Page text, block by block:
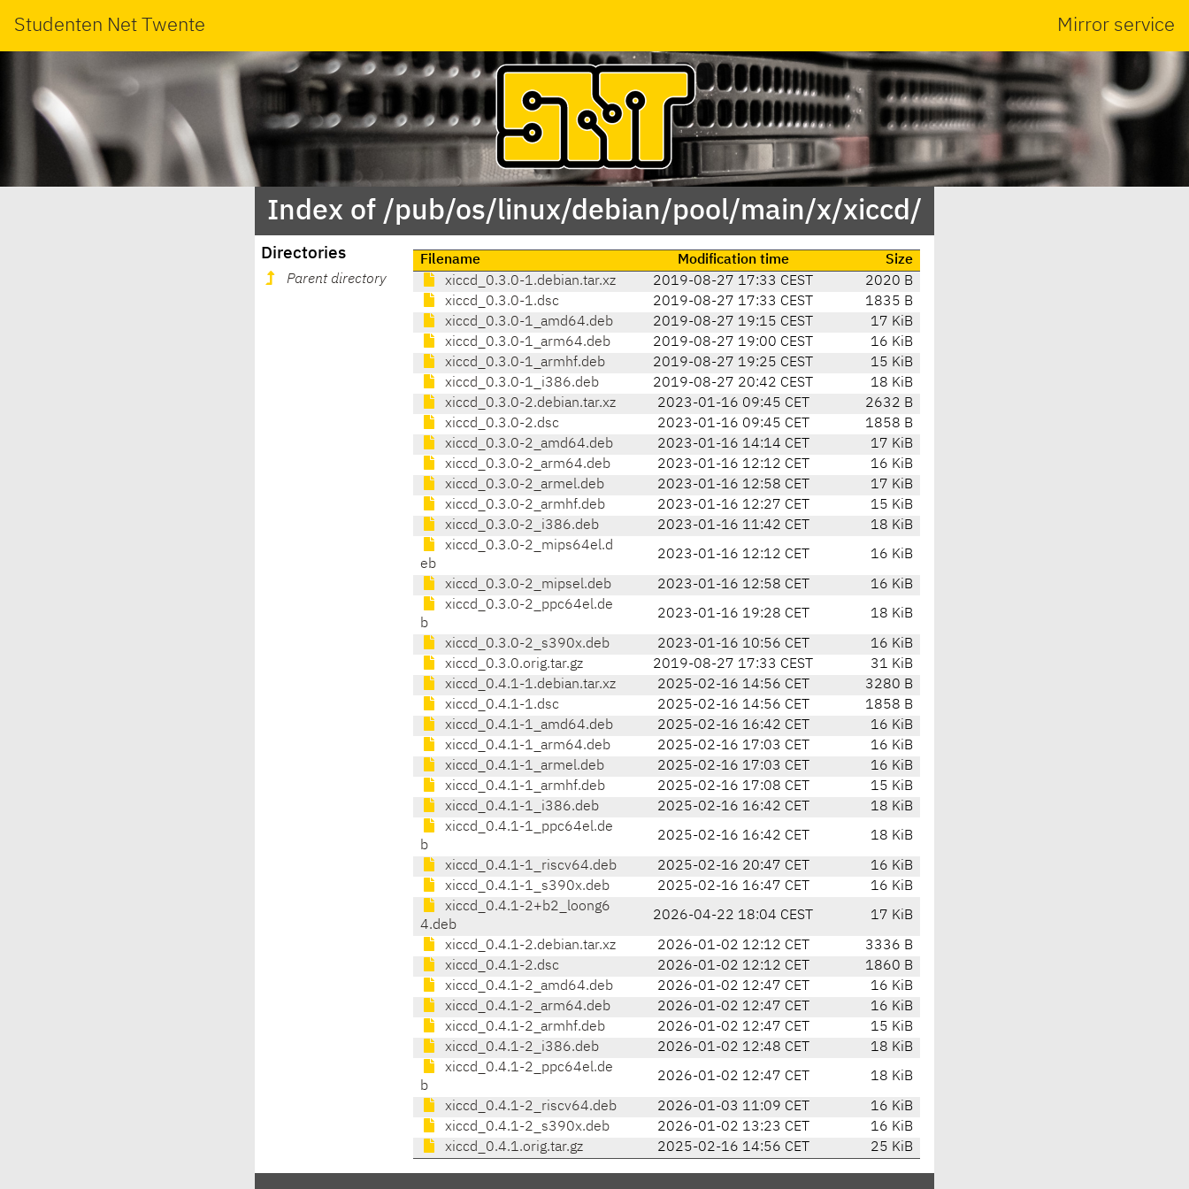
Studenten Net Twente Mirror service
Index of /pub/os/linux/debian/pool/main/x/xiccd/
Directories
Parent directory
Filename Modification time
Size
xiccd_0.3.0-1.debian.tar.xz
2019-08-27 17:33 CEST
2020 B
xiccd_0.3.0-1.dsc
2019-08-27 17:33 CEST
1835 B
xiccd_0.3.0-1_amd64.deb
2019-08-27 19:15 CEST
17 KiB
xiccd_0.3.0-1_arm64.deb
2019-08-27 19:00 CEST
16 KiB
xiccd_0.3.0-1_armhf.deb
2019-08-27 19:25 CEST
15 KiB
xiccd_0.3.0-1_i386.deb
2019-08-27 20:42 CEST
18 KiB
xiccd_0.3.0-2.debian.tar.xz
2023-01-16 09:45 CET
2632 B
xiccd_0.3.0-2.dsc
2023-01-16 09:45 CET
1858 B
xiccd_0.3.0-2_amd64.deb
2023-01-16 14:14 CET
17 KiB
xiccd_0.3.0-2_arm64.deb
2023-01-16 12:12 CET
16 KiB
xiccd_0.3.0-2_armel.deb
2023-01-16 12:58 CET
17 KiB
xiccd_0.3.0-2_armhf.deb
2023-01-16 12:27 CET
15 KiB
xiccd_0.3.0-2_i386.deb
2023-01-16 11:42 CET
18 KiB
xiccd_0.3.0-2_mips64el.d
eb
2023-01-16 12:12 CET 16 KiB
xiccd_0.3.0-2_mipsel.deb 2023-01-16 12:58 CET
16 KiB
xiccd_0.3.0-2_ppc64el.de
b
2023-01-16 19:28 CET 18 KiB
xiccd_0.3.0-2_s390x.deb 2023-01-16 10:56 CET
16 KiB
xiccd_0.3.0.orig.tar.gz
2019-08-27 17:33 CEST
31 KiB
xiccd_0.4.1-1.debian.tar.xz
2025-02-16 14:56 CET
3280 B
xiccd_0.4.1-1.dsc
2025-02-16 14:56 CET
1858 B
xiccd_0.4.1-1_amd64.deb
2025-02-16 16:42 CET
16 KiB
xiccd_0.4.1-1_arm64.deb
2025-02-16 17:03 CET
16 KiB
xiccd_0.4.1-1_armel.deb
2025-02-16 17:03 CET
16 KiB
xiccd_0.4.1-1_armhf.deb
2025-02-16 17:08 CET
15 KiB
xiccd_0.4.1-1_i386.deb
2025-02-16 16:42 CET
18 KiB
xiccd_0.4.1-1_ppc64el.de
b
2025-02-16 16:42 CET 18 KiB
xiccd_0.4.1-1_riscv64.deb 2025-02-16 20:47 CET
16 KiB
xiccd_0.4.1-1_s390x.deb
2025-02-16 16:47 CET
16 KiB
xiccd_0.4.1-2+b2_loong6
4.deb
2026-04-22 18:04 CEST 17 KiB
xiccd_0.4.1-2.debian.tar.xz 2026-01-02 12:12 CET
3336 B
xiccd_0.4.1-2.dsc
2026-01-02 12:12 CET
1860 B
xiccd_0.4.1-2_amd64.deb
2026-01-02 12:47 CET
16 KiB
xiccd_0.4.1-2_arm64.deb
2026-01-02 12:47 CET
16 KiB
xiccd_0.4.1-2_armhf.deb
2026-01-02 12:47 CET
15 KiB
xiccd_0.4.1-2_i386.deb
2026-01-02 12:48 CET
18 KiB
xiccd_0.4.1-2_ppc64el.de
b
2026-01-02 12:47 CET 18 KiB
xiccd_0.4.1-2_riscv64.deb 2026-01-03 11:09 CET
16 KiB
xiccd_0.4.1-2_s390x.deb
2026-01-02 13:23 CET
16 KiB
xiccd_0.4.1.orig.tar.gz
2025-02-16 14:56 CET 25 KiB